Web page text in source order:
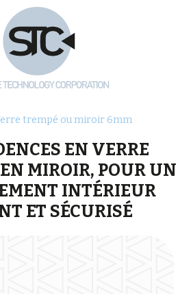
trempé ou miroir 6mm
EN VERRE
MIROIR, POUR UN
INTÉRIEUR
ET SÉCURISÉ